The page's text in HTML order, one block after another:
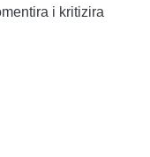
i kritizira